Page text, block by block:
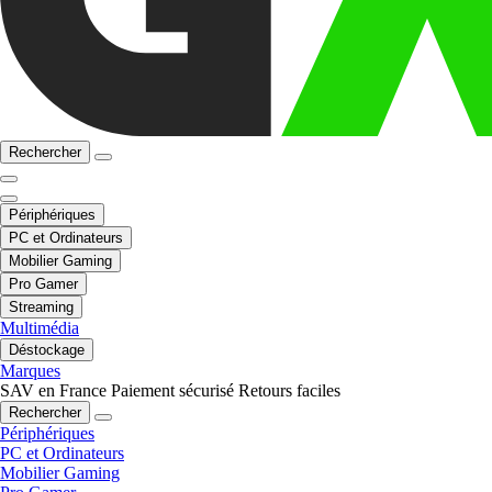
Rechercher
Périphériques
PC et Ordinateurs
Mobilier Gaming
Pro Gamer
Streaming
Multimédia
Déstockage
Marques
SAV en France Paiement sécurisé Retours faciles
Rechercher
Périphériques
PC et Ordinateurs
Mobilier Gaming